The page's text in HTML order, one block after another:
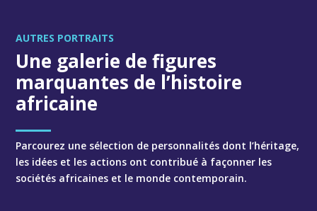
AUTRES PORTRAITS
Une galerie de figures
marquantes de l’histoire
africaine
Parcourez une sélection de personnalités dont l’héritage,
les idées et les actions ont contribué à façonner les
sociétés africaines et le monde contemporain.